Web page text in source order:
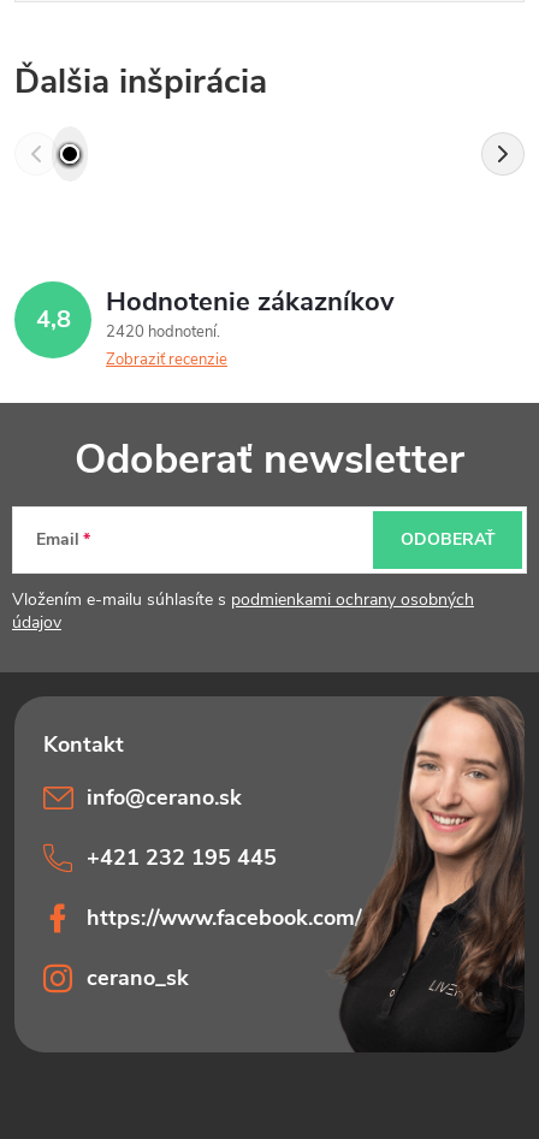
Ďalšia inšpirácia
4,8 Hodnotenie zákazníkov
2420 hodnotení
Zobraziť recenzie
p
ä
i
e
Odoberať newsletter
Email
Vložením e-mailu súhlasíte s podmienkami ochrany osobných
údajov
ODOBERAŤ
info@cerano.sk
+421 232 195 445
https://www.facebook.com/ceranosk
cerano_sk